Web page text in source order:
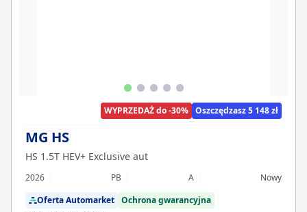
WYPRZEDAŻ do -30% Oszczędzasz 5 148 zł
MG HS
HS 1.5T HEV+ Exclusive aut
2026 PB A
Nowy
Oferta Automarket Ochrona gwarancyjna